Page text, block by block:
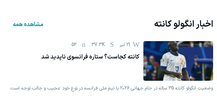
اخبارانگولو کانته مشاهده همه
21 تیر 37.3K
52
کانته کجاست؟ ستاره فرانسوی ناپدید شد
وضعیت انگولو کانته 35 ساله در جام جهانی ۲۰۲۶ با تیم ملی فرانسه در نوع خود عجیب و جالب توجه است.